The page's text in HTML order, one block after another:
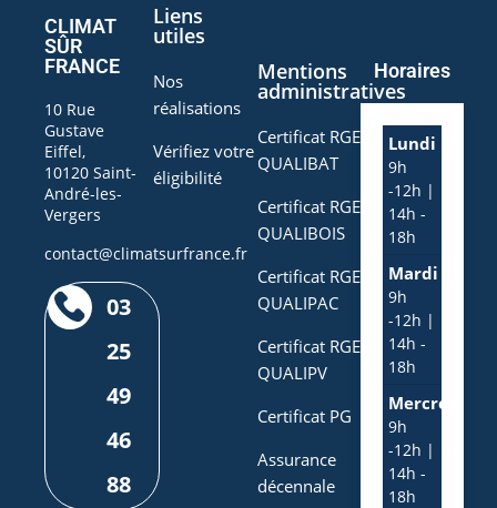
CLIMAT
SÛR
FRANCE
10 Rue
Gustave
Eiffel,
10120 Saint-
André-les-
Vergers
contact@climatsurfrance.fr
03
25
49
46
88
Liens
utiles
Nos
réalisations
Vérifiez votre
éligibilité
Mentions
administratives
Certificat RGE
QUALIBAT
Certificat RGE
QUALIBOIS
Certificat RGE
QUALIPAC
Certificat RGE
QUALIPV
Certificat PG
Assurance
décennale
Horaires
Lundi
9h
-12h |
14h -
18h
Mardi
9h
-12h |
14h -
18h
Mercredi
9h
-12h |
14h -
18h